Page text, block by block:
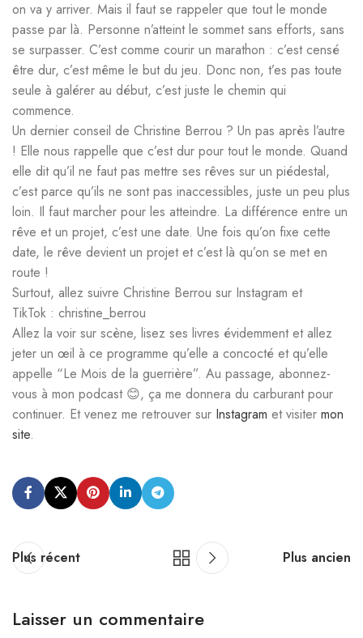
on va y arriver. Mais il faut se rappeler que tout le monde
passe par là. Personne n’atteint le sommet sans efforts, sans
se surpasser. C’est comme courir un marathon : c’est censé
être dur, c’est même le but du jeu. Donc non, t’es pas toute
seule à galérer au début, c’est juste le chemin qui
commence.
Un dernier conseil de Christine Berrou ? Un pas après l’autre
! Elle nous rappelle que c’est dur pour tout le monde. Quand
elle dit qu’il ne faut pas mettre ses rêves sur un piédestal,
c’est parce qu’ils ne sont pas inaccessibles, juste un peu plus
loin. Il faut marcher pour les atteindre. La différence entre un
rêve et un projet, c’est une date. Une fois qu’on fixe cette
date, le rêve devient un projet et c’est là qu’on se met en
route !
Surtout, allez suivre Christine Berrou sur Instagram et
TikTok : christine_berrou
Allez la voir sur scène, lisez ses livres évidemment et allez
jeter un œil à ce programme qu’elle a concocté et qu’elle
appelle “Le Mois de la guerrière”. Au passage, abonnez-
vous à mon podcast 😊, ça me donnera du carburant pour
continuer. Et venez me retrouver sur Instagram et visiter mon
site.
Plus récent Plus ancien
Laisser un commentaire